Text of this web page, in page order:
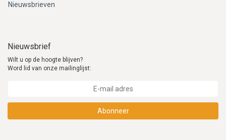
Nieuwsbrieven
Nieuwsbrief
Wilt u op de hoogte blijven?
Word lid van onze mailinglijst:
Abonneer